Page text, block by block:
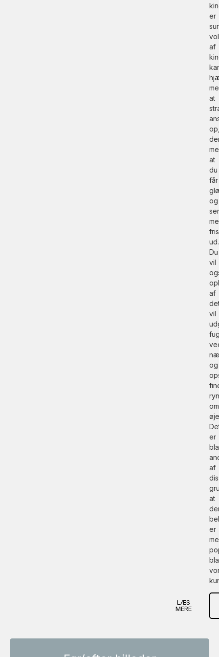
er
af
at
at
du
får
og
ser
ud.
Du
vil
af
vil
og
er
af
at
er
LÆS
MERE